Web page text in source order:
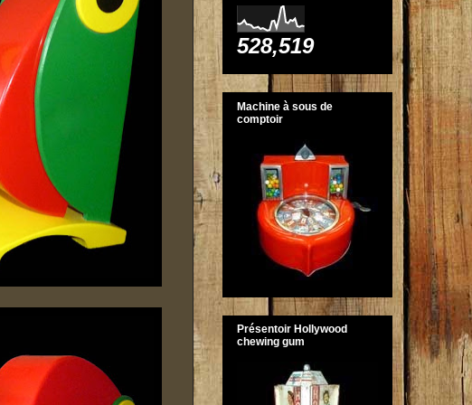
528,519
Machine à sous de
comptoir
Présentoir Hollywood
chewing gum